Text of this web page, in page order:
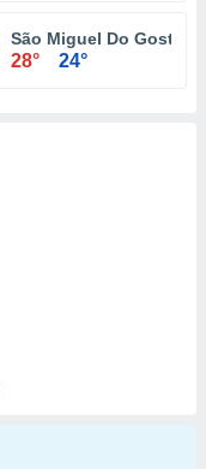
São Miguel Do Gostoso
28° 24°